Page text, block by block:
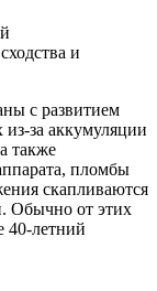
и
с развитием
из-за аккумуляции
также
пломбы
скапливаются
Обычно от этих
40-летний